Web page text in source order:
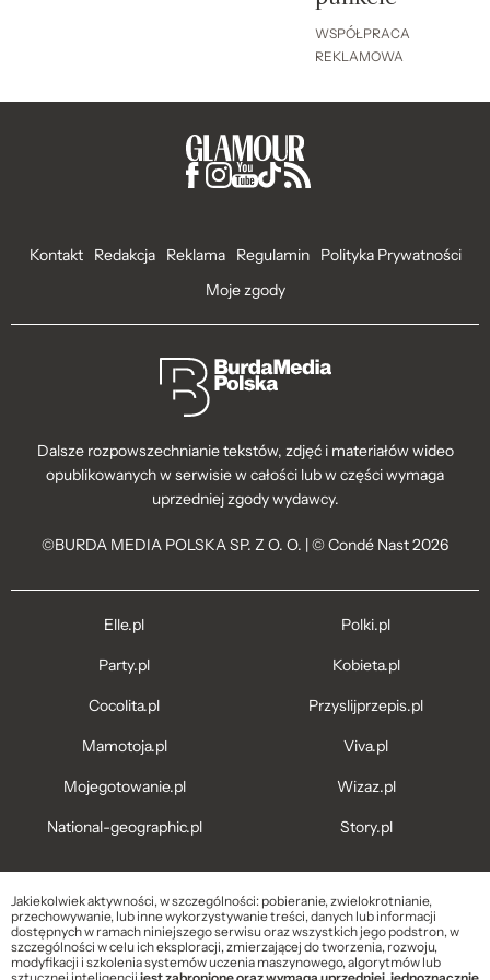
WSPÓŁPRACA
REKLAMOWA
Kontakt Redakcja Reklama Regulamin
Polityka Prywatności
Moje zgody
Dalsze rozpowszechnianie tekstów, zdjęć i materiałów wideo
opublikowanych w serwisie w całości lub w części wymaga
uprzedniej zgody wydawcy.
©BURDA MEDIA POLSKA SP. Z O. O. | © Condé Nast 2026
Elle.pl
Party.pl
Cocolita.pl
Mamotoja.pl
Mojegotowanie.pl
National-geographic.pl
Polki.pl
Kobieta.pl
Przyslijprzepis.pl
Viva.pl
Wizaz.pl
Story.pl
Jakiekolwiek aktywności, w szczególności: pobieranie, zwielokrotnianie,
przechowywanie, lub inne wykorzystywanie treści, danych lub informacji
dostępnych w ramach niniejszego serwisu oraz wszystkich jego podstron, w
szczególności w celu ich eksploracji, zmierzającej do tworzenia, rozwoju,
modyfikacji i szkolenia systemów uczenia maszynowego, algorytmów lub